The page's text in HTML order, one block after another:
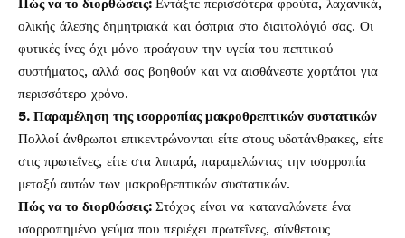
Πώς να το διορθώσεις: Εντάξτε περισσότερα φρούτα, λαχανικά,
ολικής άλεσης δημητριακά και όσπρια στο διαιτολόγιό σας. Οι
φυτικές ίνες όχι μόνο προάγουν την υγεία του πεπτικού
συστήματος, αλλά σας βοηθούν και να αισθάνεστε χορτάτοι για
περισσότερο χρόνο.
5. Παραμέληση της ισορροπίας μακροθρεπτικών συστατικών
Πολλοί άνθρωποι επικεντρώνονται είτε στους υδατάνθρακες, είτε
στις πρωτεΐνες, είτε στα λιπαρά, παραμελώντας την ισορροπία
μεταξύ αυτών των μακροθρεπτικών συστατικών.
Πώς να το διορθώσεις: Στόχος είναι να καταναλώνετε ένα
ισορροπημένο γεύμα που περιέχει πρωτεΐνες, σύνθετους